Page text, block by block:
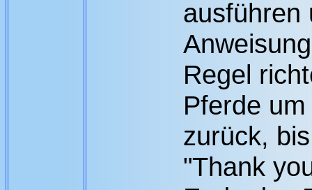
ausführen
Regel
Pferde
zurück,
"Thank